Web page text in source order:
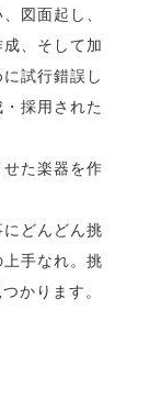
図面起し、
、そして加
試行錯誤し
採用された
た楽器を作
どんどん挑
手なれ。挑
かります。